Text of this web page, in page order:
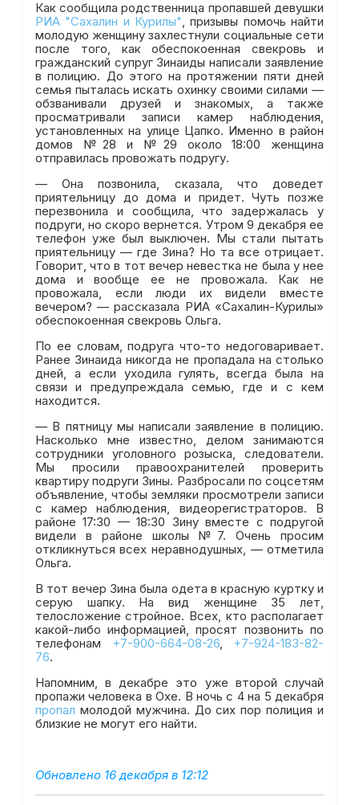
Как сообщила родственница пропавшей девушки
РИА "Сахалин и Курилы", призывы помочь найти
молодую женщину захлестнули социальные сети
после того, как обеспокоенная свекровь и
гражданский супруг Зинаиды написали заявление
в полицию. До этого на протяжении пяти дней
семья пыталась искать охинку своими силами —
обзванивали друзей и знакомых, а также
просматривали записи камер наблюдения,
установленных на улице Цапко. Именно в район
домов №28 и №29 около 18:00 женщина
отправилась провожать подругу.
— Она позвонила, сказала, что доведет
приятельницу до дома и придет. Чуть позже
перезвонила и сообщила, что задержалась у
подруги, но скоро вернется. Утром 9 декабря ее
телефон уже был выключен. Мы стали пытать
приятельницу — где Зина? Но та все отрицает.
Говорит, что в тот вечер невестка не была у нее
дома и вообще ее не провожала. Как не
провожала, если люди их видели вместе
вечером? — рассказала РИА «Сахалин-Курилы»
обеспокоенная свекровь Ольга.
По ее словам, подруга что-то недоговаривает.
Ранее Зинаида никогда не пропадала на столько
дней, а если уходила гулять, всегда была на
связи и предупреждала семью, где и с кем
находится.
— В пятницу мы написали заявление в полицию.
Насколько мне известно, делом занимаются
сотрудники уголовного розыска, следователи.
Мы просили правоохранителей проверить
квартиру подруги Зины. Разбросали по соцсетям
объявление, чтобы земляки просмотрели записи
с камер наблюдения, видеорегистраторов. В
районе 17:30 — 18:30 Зину вместе с подругой
видели в районе школы №7. Очень просим
откликнуться всех неравнодушных, — отметила
Ольга.
В тот вечер Зина была одета в красную куртку и
серую шапку. На вид женщине 35 лет,
телосложение стройное. Всех, кто располагает
какой-либо информацией, просят позвонить по
телефонам +7-900-664-08-26, +7-924-183-82-
76.
Напомним, в декабре это уже второй случай
пропажи человека в Охе. В ночь с 4 на 5 декабря
пропал молодой мужчина. До сих пор полиция и
близкие не могут его найти.
Обновлено 16 декабря в 12:12